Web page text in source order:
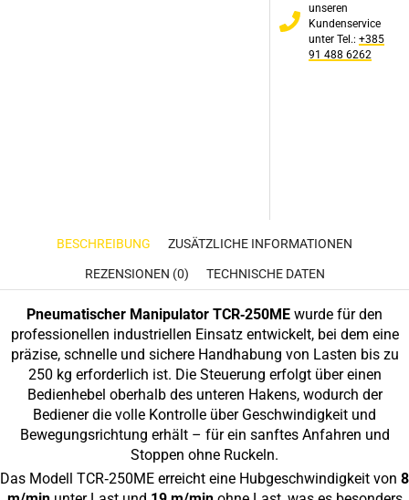
unseren
Kundenservice
unter Tel.: +385
91 488 6262
BESCHREIBUNG ZUSÄTZLICHE INFORMATIONEN
REZENSIONEN (0) TECHNISCHE DATEN
Pneumatischer Manipulator TCR‑250ME wurde für den
professionellen industriellen Einsatz entwickelt, bei dem eine
präzise, schnelle und sichere Handhabung von Lasten bis zu
250 kg erforderlich ist. Die Steuerung erfolgt über einen
Bedienhebel oberhalb des unteren Hakens, wodurch der
Bediener die volle Kontrolle über Geschwindigkeit und
Bewegungsrichtung erhält – für ein sanftes Anfahren und
Stoppen ohne Ruckeln.
Das Modell TCR‑250ME erreicht eine Hubgeschwindigkeit von 8